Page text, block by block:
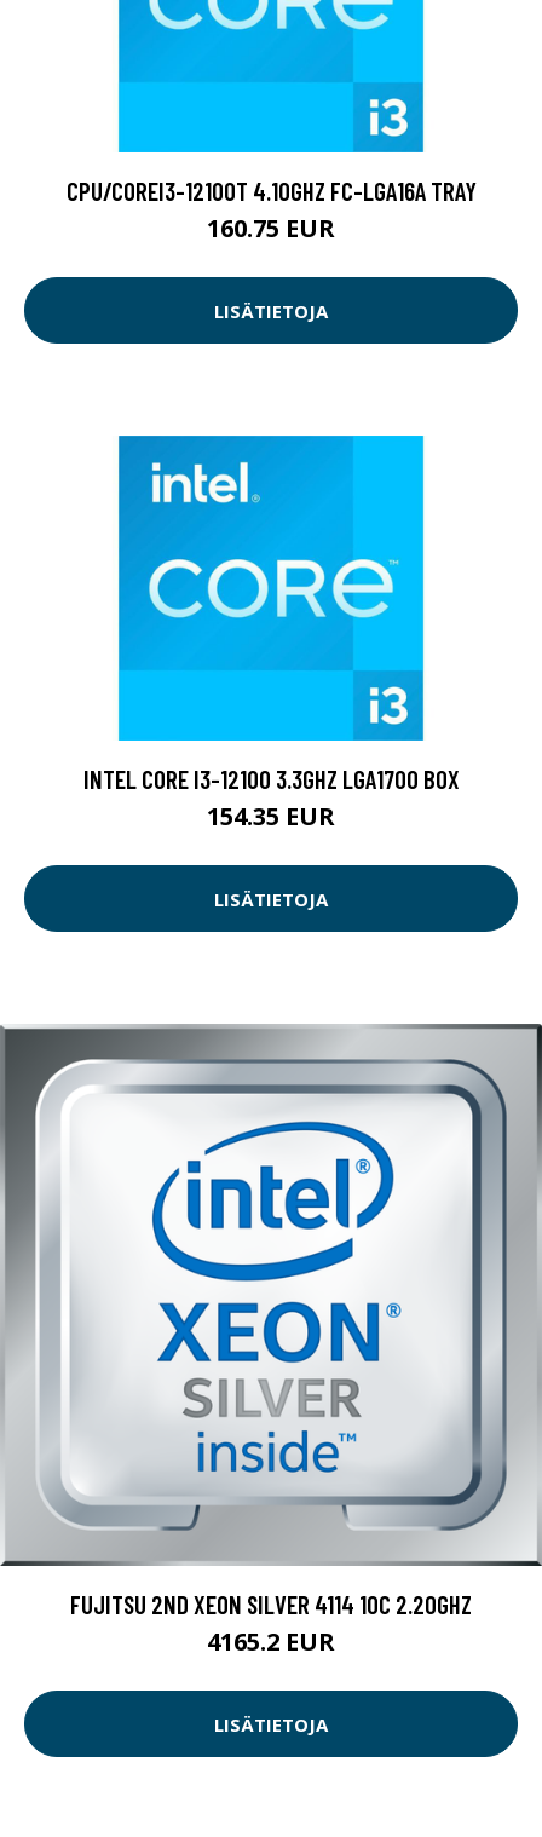
CPU/COREI3-12100T 4.10GHZ FC-LGA16A TRAY
160.75 EUR
LISÄTIETOJA
INTEL CORE I3-12100 3.3GHZ LGA1700 BOX
154.35 EUR
LISÄTIETOJA
FUJITSU 2ND XEON SILVER 4114 10C 2.20GHZ
4165.2 EUR
LISÄTIETOJA